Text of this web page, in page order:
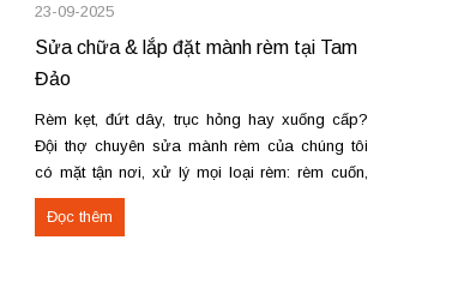
23-09-2025
Sửa chữa & lắp đặt mành rèm tại Tam
Đảo
Rèm kẹt, đứt dây, trục hỏng hay xuống cấp?
Đội thợ chuyên sửa mành rèm của chúng tôi
có mặt tận nơi, xử lý mọi loại rèm: rèm cuốn,
rèm vải, rèm cầu vồng, rèm gỗ, rèm lá dọc.
Cung cấp & lắp đặt rèm cửa tại Tam Đảo:
Đọc thêm